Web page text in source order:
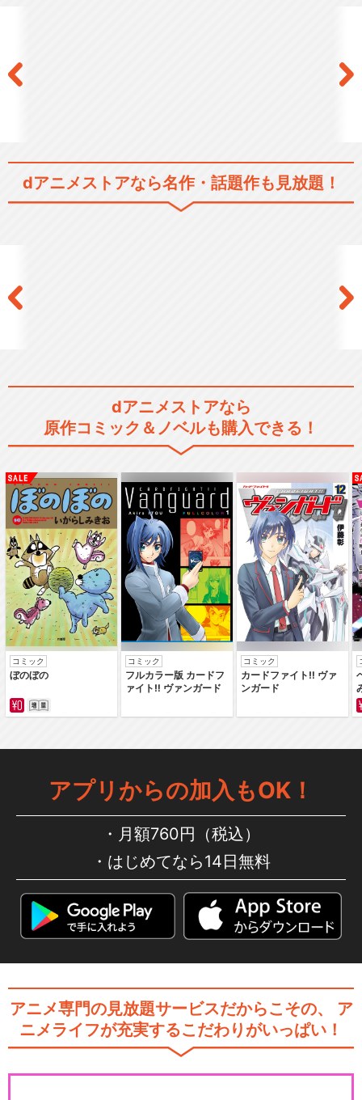
dアニメストアなら名作・話題作も見放題！
dアニメストアなら
原作コミック＆ノベルも購入できる！
コミック
ぼのぼの
コミック
フルカラー版 カードフ
ァイト‼ ヴァンガード
コミック
カードファイト‼ ヴァ
ンガード
アプリからの加入もOK！
月額760円（税込）
はじめてなら14日無料
アニメ専門の見放題サービスだからこその、
ア
ニメライフが充実するこだわりがいっぱい！